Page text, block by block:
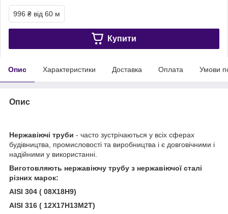
996 ₴ від 60 м
Купити
Опис Характеристики Доставка Оплата Умови
Опис
Нержавіючі труби - часто зустрічаються у всіх сферах
будівництва, промисловості та виробництва і є довговічними і
надійними у використанні.
Виготовляють нержавіючу трубу з нержавіючої сталі
різних марок:
AISI 304 ( 08Х18Н9)
AISI 316 ( 12Х17Н13М2Т)